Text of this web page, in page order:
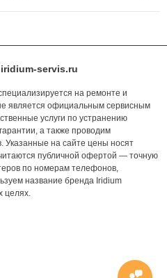
servis.ru
на ремонте и
является официальным сервисным
услуги по устранению
а также проводим
Указанные на сайте цены носят
публичной офертой — точную
по номерам телефонов,
название бренда Iridium
целях.